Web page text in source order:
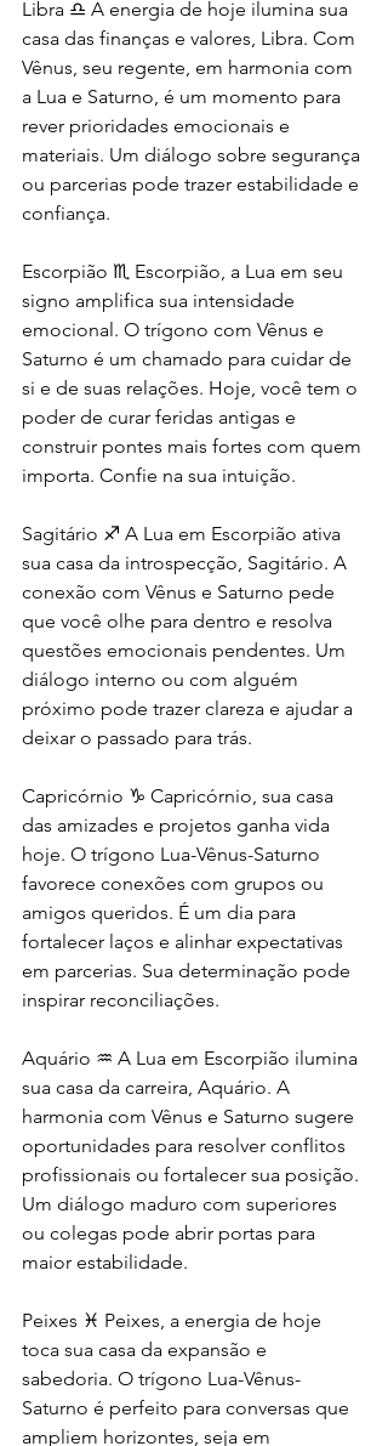
Libra ♎️ A energia de hoje ilumina sua
casa das finanças e valores, Libra. Com
Vênus, seu regente, em harmonia com
a Lua e Saturno, é um momento para
rever prioridades emocionais e
materiais. Um diálogo sobre segurança
ou parcerias pode trazer estabilidade e
confiança.
Escorpião ♏️ Escorpião, a Lua em seu
signo amplifica sua intensidade
emocional. O trígono com Vênus e
Saturno é um chamado para cuidar de
si e de suas relações. Hoje, você tem o
poder de curar feridas antigas e
construir pontes mais fortes com quem
importa. Confie na sua intuição.
Sagitário ♐️ A Lua em Escorpião ativa
sua casa da introspecção, Sagitário. A
conexão com Vênus e Saturno pede
que você olhe para dentro e resolva
questões emocionais pendentes. Um
diálogo interno ou com alguém
próximo pode trazer clareza e ajudar a
deixar o passado para trás.
Capricórnio ♑️ Capricórnio, sua casa
das amizades e projetos ganha vida
hoje. O trígono Lua-Vênus-Saturno
favorece conexões com grupos ou
amigos queridos. É um dia para
fortalecer laços e alinhar expectativas
em parcerias. Sua determinação pode
inspirar reconciliações.
Aquário ♒️ A Lua em Escorpião ilumina
sua casa da carreira, Aquário. A
harmonia com Vênus e Saturno sugere
oportunidades para resolver conflitos
profissionais ou fortalecer sua posição.
Um diálogo maduro com superiores
ou colegas pode abrir portas para
maior estabilidade.
Peixes ♓️ Peixes, a energia de hoje
toca sua casa da expansão e
sabedoria. O trígono Lua-Vênus-
Saturno é perfeito para conversas que
ampliem horizontes, seja em